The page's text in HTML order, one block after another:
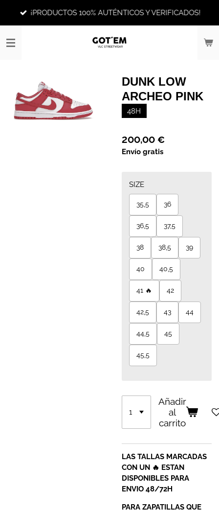
principal
¡PRODUCTOS 100% AUTÉNTICOS Y VERIFICADOS!
DUNK LOW
ARCHEO PINK
48H
200,00 €
Envío gratis
SIZE
35,5 36
36,5 37,5
38 38,5 39
40 40,5
41 🔥 42
42,5 43 44
44,5 45
45,5
Añadir
al
carrito
LAS TALLAS MARCADAS
CON UN 🔥 ESTAN
DISPONIBLES PARA
ENVIO 48/72H
PARA ZAPATILLAS QUE